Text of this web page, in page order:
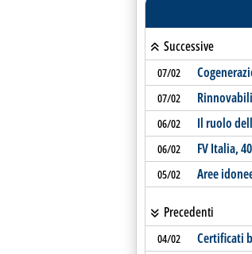
Successive
07/02
07/02
06/02 Il ruolo
06/02 FV Italia,
05/02 Aree
Precedenti
04/02 Certificati